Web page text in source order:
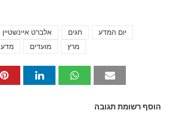
אלברט איינשטיין חגים
יום המדע
מדע מועדים מרץ
הוסף רשומת תגובה